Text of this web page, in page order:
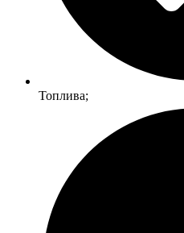
Топлива;